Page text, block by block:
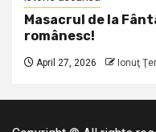
Masacrul de la
românesc!
April 27, 2026 Ionuţ